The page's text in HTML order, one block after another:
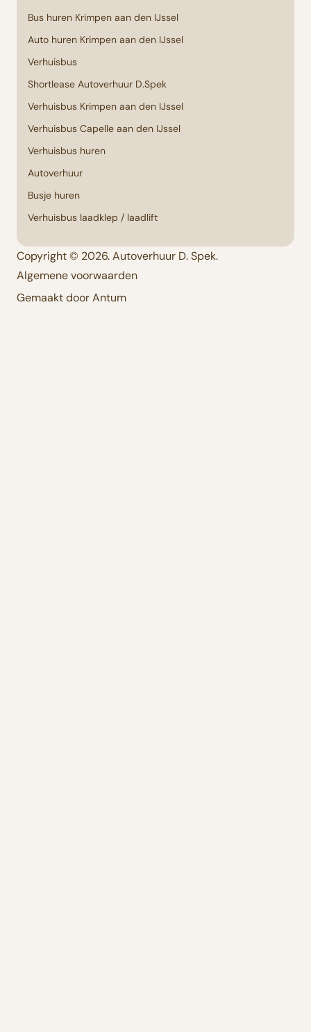
Bus huren Krimpen aan den IJssel
Auto huren Krimpen aan den IJssel
Verhuisbus
Shortlease Autoverhuur D.Spek
Verhuisbus Krimpen aan den IJssel
Verhuisbus Capelle aan den IJssel
Verhuisbus huren
Autoverhuur
Busje huren
Verhuisbus laadklep / laadlift
Copyright © 2026. Autoverhuur D. Spek.
Algemene voorwaarden
Gemaakt door Antum